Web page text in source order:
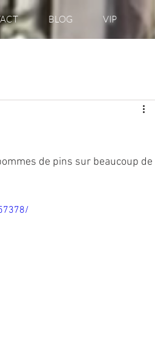
BLOG VIP
de pins sur beaucoup de